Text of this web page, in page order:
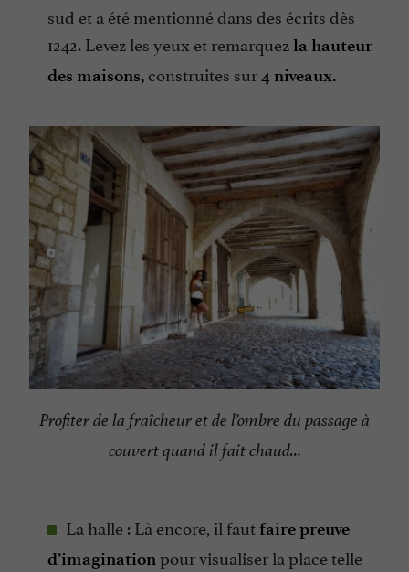
sud et a été mentionné dans des écrits dès
1242. Levez les yeux et remarquezla hauteur
des maisons, construites sur4 niveaux.
Profiter de la fraîcheur et de l’ombre du passage à
couvert quand il fait chaud…
La halle : Là encore, il faut faire preuve
d’imaginationpour visualiser la place telle